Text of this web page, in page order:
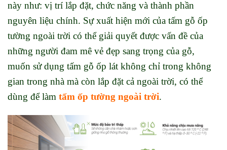
này như: vị trí lắp đặt, chức năng và thành phần
nguyên liệu chính. Sự xuất hiện mới của tấm gỗ ốp
tường ngoài trời có thể giải quyết được vấn đề của
những người đam mê vẻ đẹp sang trọng của gỗ,
muốn sử dụng tấm gỗ ốp lát không chỉ trong không
gian trong nhà mà còn lắp đặt cả ngoài trời, có thể
dùng để làm tấm ốp tường ngoài trời.